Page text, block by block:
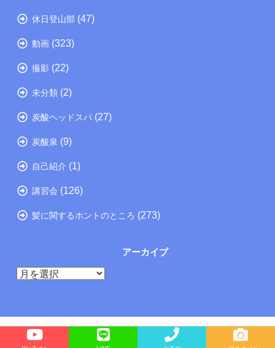
休日登山部 (47)
動画 (323)
撮影 (22)
未分類 (2)
炭酸ヘッドスパ (27)
炭酸泉 (9)
自己紹介 (1)
講習会 (126)
髪に関するホントのところ (273)
アーカイブ
ア
ブ
Copyright©
たつの市の美容院メーカー講師が教えるぺったんこ髪の解決方法ブログ, 2026 All